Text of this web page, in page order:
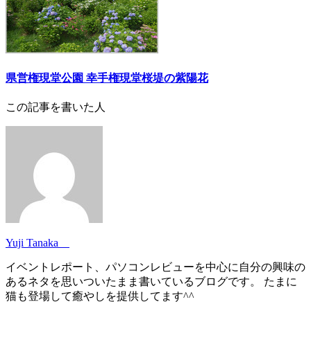
県営権現堂公園 幸手権現堂桜堤の紫陽花
この記事を書いた人
Yuji Tanaka
イベントレポート、パソコンレビューを中心に自分の興味の
あるネタを思いついたまま書いているブログです。 たまに
猫も登場して癒やしを提供してます^^